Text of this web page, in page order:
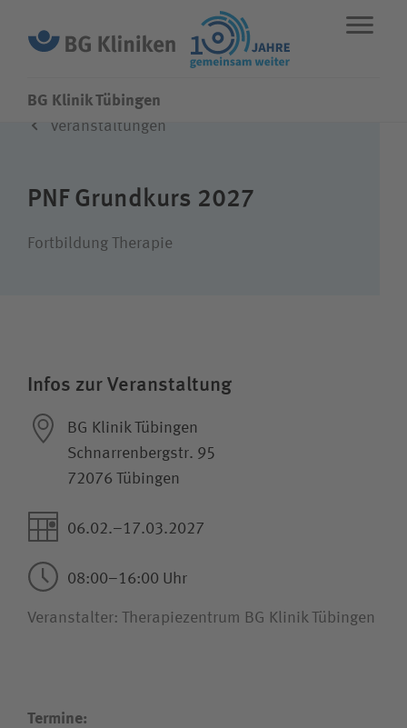
Karriere
Wie können wir Ihnen helfen?
Suchwert
Patientin / Patient
BG Klinik Tübingen
Veranstaltungen
PNF Grundkurs 2027
Fortbildung Therapie
Infos zur Veranstaltung
BG Klinik Tübingen
Schnarrenbergstr. 95
72076 Tübingen
06.02.–17.03.2027
08:00–16:00 Uhr
Veranstalter: Therapiezentrum BG Klinik Tübingen
Termine: